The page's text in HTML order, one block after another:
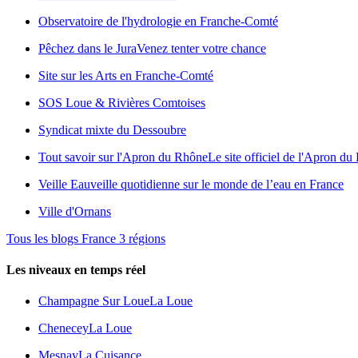
Observatoire de l'hydrologie en Franche-Comté
Pêchez dans le JuraVenez tenter votre chance
Site sur les Arts en Franche-Comté
SOS Loue & Rivières Comtoises
Syndicat mixte du Dessoubre
Tout savoir sur l'Apron du RhôneLe site officiel de l'Apron du
Veille Eauveille quotidienne sur le monde de l’eau en France
Ville d'Ornans
Tous les blogs France 3 régions
Les niveaux en temps réel
Champagne Sur LoueLa Loue
CheneceyLa Loue